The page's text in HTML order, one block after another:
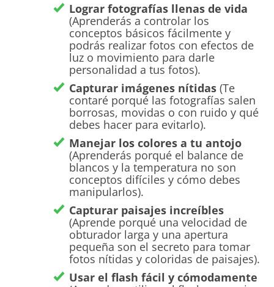
Lograr fotografías llenas de vida
(Aprenderás a controlar los
conceptos básicos fácilmente y
podrás realizar fotos con efectos de
luz o movimiento para darle
personalidad a tus fotos).
Capturar imágenes nítidas (Te
contaré porqué las fotografías salen
borrosas, movidas o con ruido y qué
debes hacer para evitarlo).
Manejar los colores a tu antojo
(Aprenderás porqué el balance de
blancos y la temperatura no son
conceptos difíciles y cómo debes
manipularlos).
Capturar paisajes increíbles
(Aprende porqué una velocidad de
obturador larga y una apertura
pequeña son el secreto para tomar
fotos nítidas y coloridas de paisajes).
Usar el flash fácil y cómodamente